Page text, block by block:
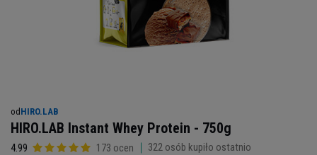
od HIRO.LAB
HIRO.LAB Instant Whey Protein - 750g
4.99 173 ocen 322 osób kupiło ostatnio